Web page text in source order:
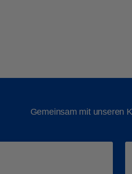
Gemeinsam mit unseren